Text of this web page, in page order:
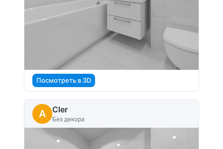
Посмотреть в 3D
A Cler
Без декора